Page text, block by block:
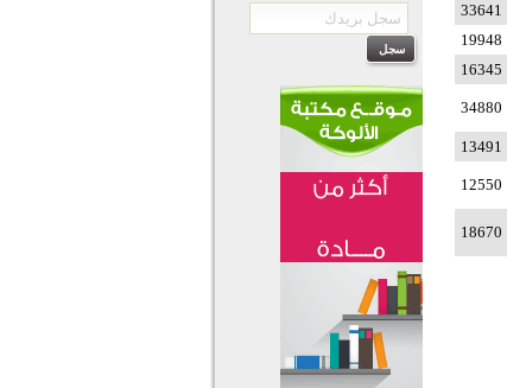
33641
19948
16345
34880
13491
12550
18670